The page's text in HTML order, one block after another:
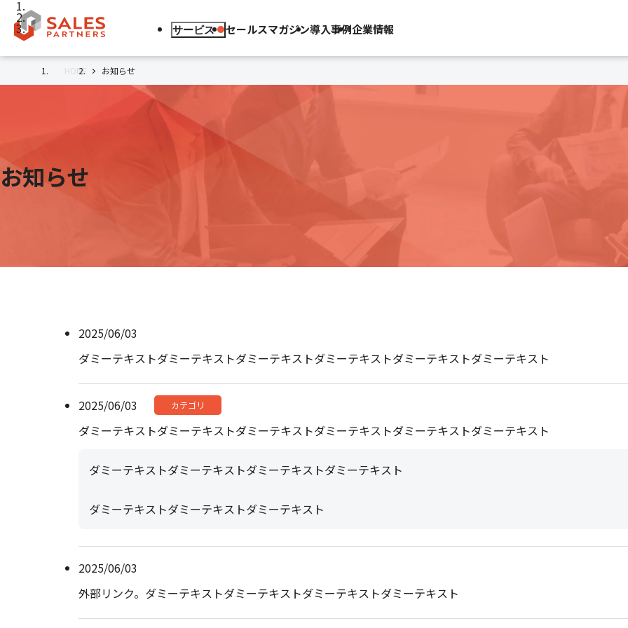
サービス セールスマガジン導入事例企業情報
HOME お知らせ
お知らせ
2025/06/03
ダミーテキストダミーテキストダミーテキストダミーテキストダミーテキストダミーテキスト
2025/06/03 カテゴリ
ダミーテキストダミーテキストダミーテキストダミーテキストダミーテキストダミーテキスト
ダミーテキストダミーテキストダミーテキストダミーテキスト
ダミーテキストダミーテキストダミーテキスト
2025/06/03
外部リンク。ダミーテキストダミーテキストダミーテキストダミーテキスト